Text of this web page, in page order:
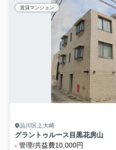
賃貸マンション
品川区上大崎
グラントゥルース目黒花房山
- 管理/共益費10,000円